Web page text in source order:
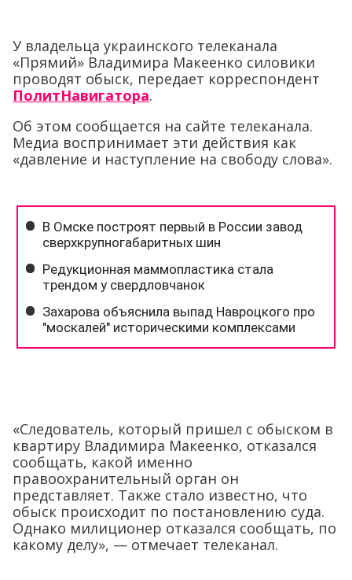
У владельца украинского телеканала
«Прямий» Владимира Макеенко силовики
проводят обыск, передает корреспондент
ПолитНавигатора.
Об этом сообщается на сайте телеканала.
Медиа воспринимает эти действия как
«давление и наступление на свободу слова».
«Следователь, который пришел с обыском в
квартиру Владимира Макеенко, отказался
сообщать, какой именно
правоохранительный орган он
представляет. Также стало известно, что
обыск происходит по постановлению суда.
Однако милиционер отказался сообщать, по
какому делу», — отмечает телеканал.